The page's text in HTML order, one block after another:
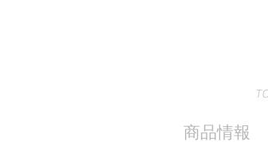
​商品情報